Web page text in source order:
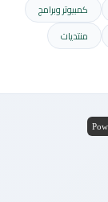
كمبيوتر وبرامج
منتديات